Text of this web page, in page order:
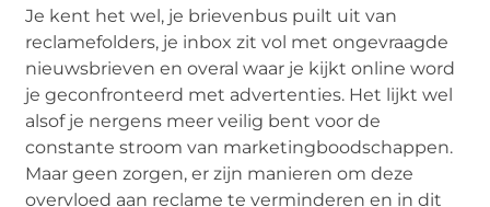
Je kent het wel, je brievenbus puilt uit van
reclamefolders, je inbox zit vol met ongevraagde
nieuwsbrieven en overal waar je kijkt online word
je geconfronteerd met advertenties. Het lijkt wel
alsof je nergens meer veilig bent voor de
constante stroom van marketingboodschappen.
Maar geen zorgen, er zijn manieren om deze
overvloed aan reclame te verminderen en in dit